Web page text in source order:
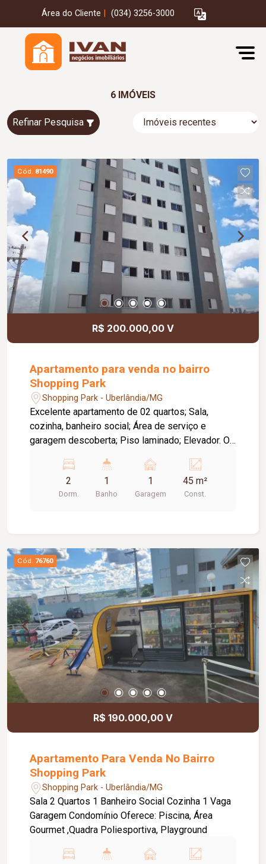
Área do Cliente (034) 3256-3000
6 IMÓVEIS
Refinar Pesquisa
Cód. 81490
R$ 200.000,00 V
Apartamento para venda no bairro
Shopping Park
Shopping Park - Uberlândia/MG
Excelente apartamento de 02 quartos; Sala,
cozinha, banheiro social; Área de serviço e
garagem descoberta; Piso laminado; Elevador. O
churrasco; Mini mercado.
2
Dorm.
1
Banho
1
Garagem
45 m²
Const.
Cód. 76760
R$ 190.000,00 V
Apartamento Para Venda No Bairro
Shopping Park
Shopping Park - Uberlândia/MG
Sala 2 Quartos 1 Banheiro Social Cozinha 1 Vaga
Garagem Condomínio Oferece: Piscina, Área
Gourmet ,Quadra Poliesportiva, Playground